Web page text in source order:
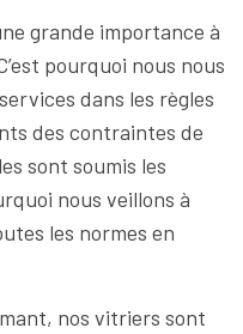
grande importance à
pourquoi nous nous
dans les règles
des contraintes de
sont soumis les
nous veillons à
les normes en
nos vitriers sont